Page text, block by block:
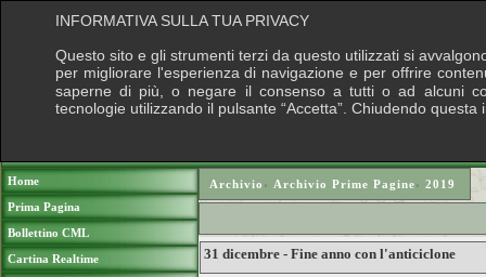
Home
Prima Pagina
Bollettino CML
Cartina Realtime
Archivio › Archivio Prime Pagine› 2019
31 dicembre - Fine anno con l'anticiclone
INFORMATIVA SULLA TUA PRIVACY
Questo sito e gli strumenti terzi da questo utilizzati si
per migliorare l'esperienza di navigazione e per offrire
saperne di più, o negare il consenso a tutti o ad alcuni
tecnologie utilizzando il pulsante “Accetta”. Chiudendo